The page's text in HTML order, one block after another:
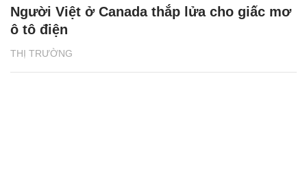
THỊ TRƯỜNG
Người Việt ở Canada thắp lửa cho giấc mơ
ô tô điện